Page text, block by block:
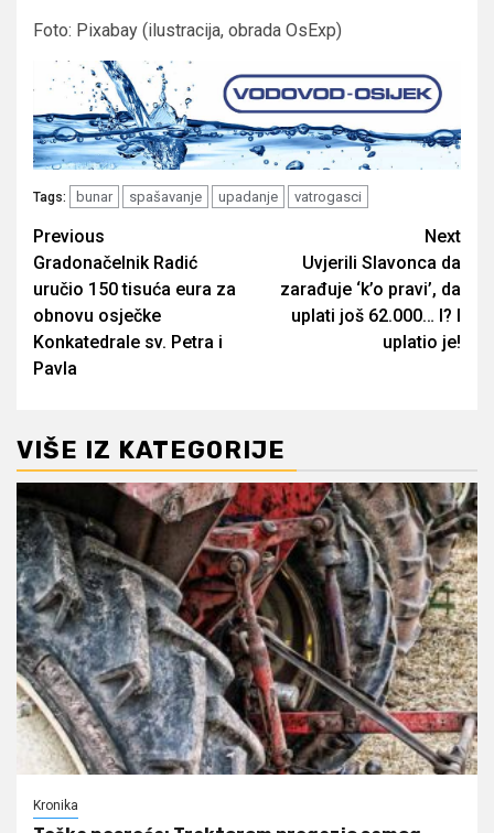
Foto: Pixabay (ilustracija, obrada OsExp)
Tags: bunar spašavanje upadanje vatrogasci
Post
navigation
Previous
Gradonačelnik Radić
uručio 150 tisuća eura za
obnovu osječke
Konkatedrale sv. Petra i
Pavla
Next
Uvjerili Slavonca da
zarađuje ‘k’o pravi’, da
uplati još 62.000… I? I
uplatio je!
VIŠE IZ KATEGORIJE
Kronika